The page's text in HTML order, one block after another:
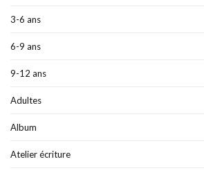
3-6 ans
6-9 ans
9-12 ans
Adultes
Album
Atelier écriture